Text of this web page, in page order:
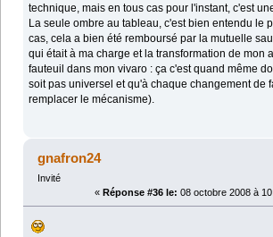
technique, mais en tous cas pour l'instant, c'est
La seule ombre au tableau, c'est bien entendu le
cas, cela a bien été remboursé par la mutuelle
qui était à ma charge et la transformation de mon
fauteuil dans mon vivaro : ça c'est quand même
soit pas universel et qu'à chaque changement de
remplacer le mécanisme).
gnafron24
Invité
« Réponse #36 le: 08 octobre 2008 à